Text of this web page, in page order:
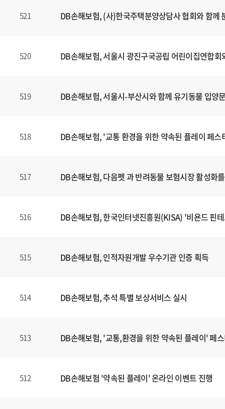
521 DB손해보험, (사)한국주택분양상담사 협회와 함께
520 DB손해보험, 서울시 광진구국공립 어린이집연합
519 DB손해보험, 서울시-부산시와 함께 유기동물 입양
518 DB손해보험, '교통 환경을 위한 약속된 플레이 페
517 DB손해보험, 다음펫 과 반려동물 보험시장 활성화
516 DB손해보험, 한국인터넷진흥원(KISA) '비욘드 핀
515 DB손해보험, 인적자원개발 우수기관 인증 획득
514 DB손해보험, 추석 특별 보상서비스 실시
513 DB손해보험, '교통,환경을 위한 약속된 플레이' 페
512 DB손해보험 '약속된 플레이' 온라인 이벤트 진행